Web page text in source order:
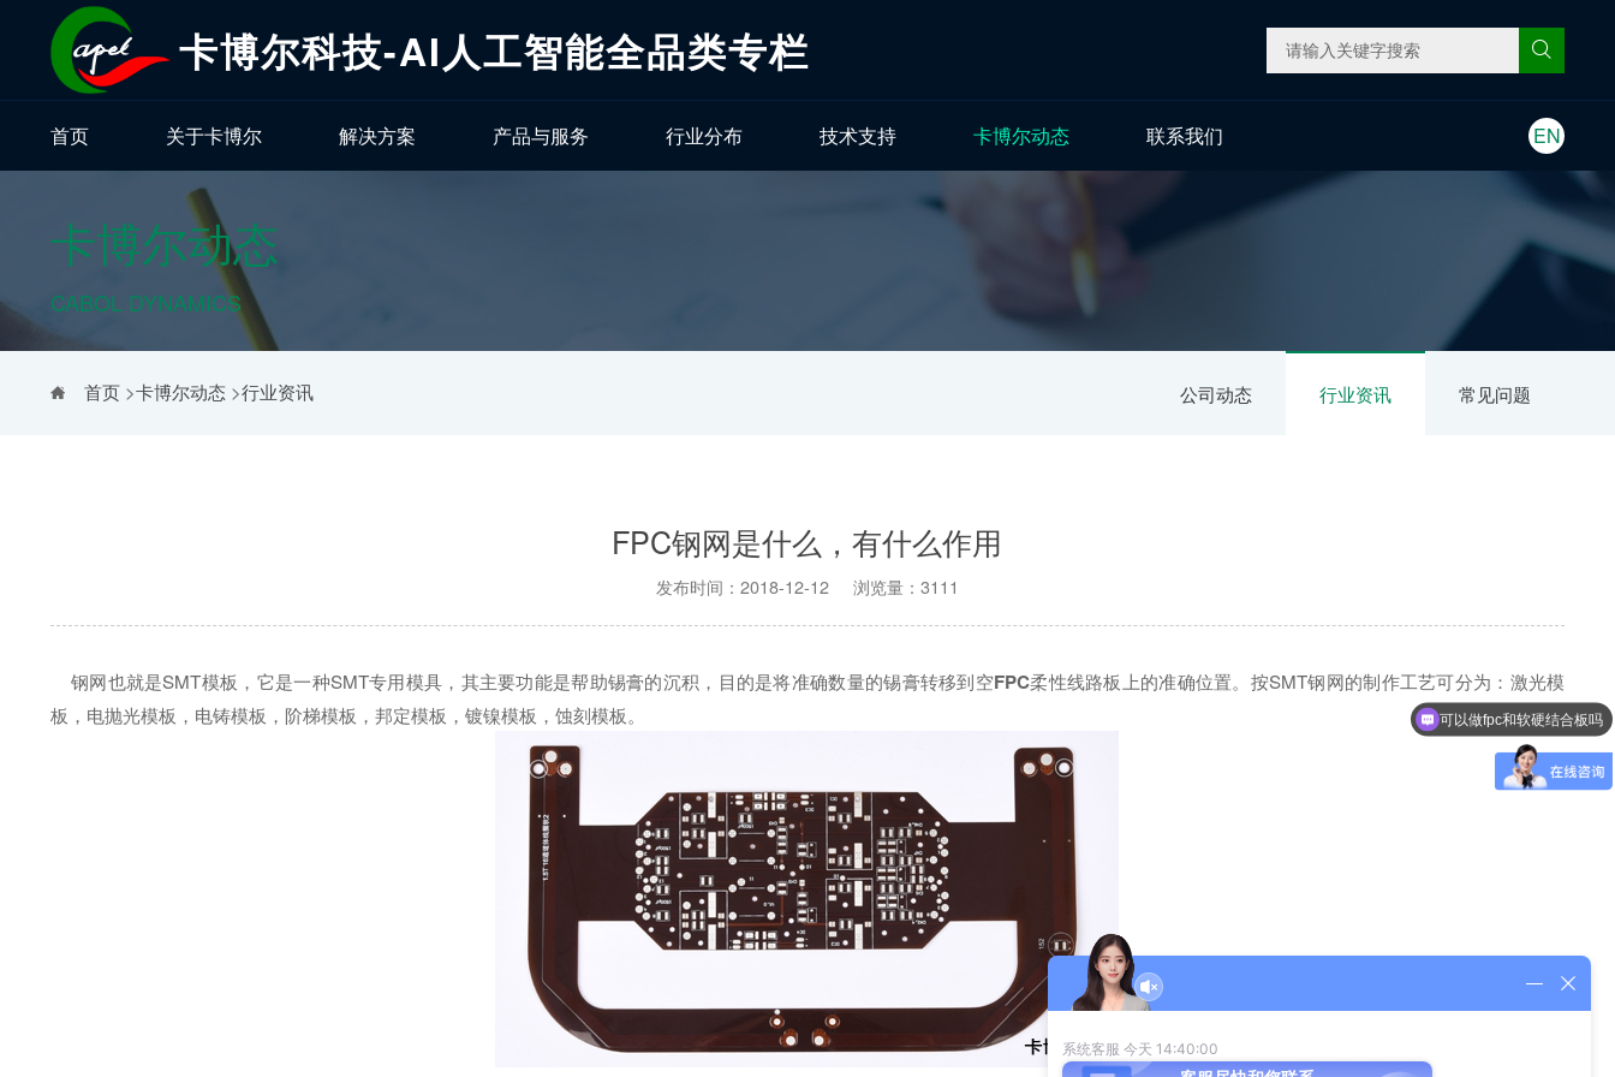
卡博尔科技-AI人工智能全品类专栏
首页 关于卡博尔 解决方案 产品与服务 行业分布 技术支持 卡博尔动态 联系我们 EN
卡博尔动态
CABOL DYNAMICS
公司动态 行业资讯 常见问题
首页>卡博尔动态>行业资讯
FPC钢网是什么，有什么作用
发布时间：2018-12-12 浏览量：3111
钢网也就是SMT模板，它是一种SMT专用模具，其主要功能是帮助锡膏的沉积，目的是将准确数量的锡膏转移到空FPC柔性线路板上的准确位置。按SMT钢网的制作工艺可分为：激光模
板，电抛光模板，电铸模板，阶梯模板，邦定模板，镀镍模板，蚀刻模板。
可以做fpc和软硬结合板吗